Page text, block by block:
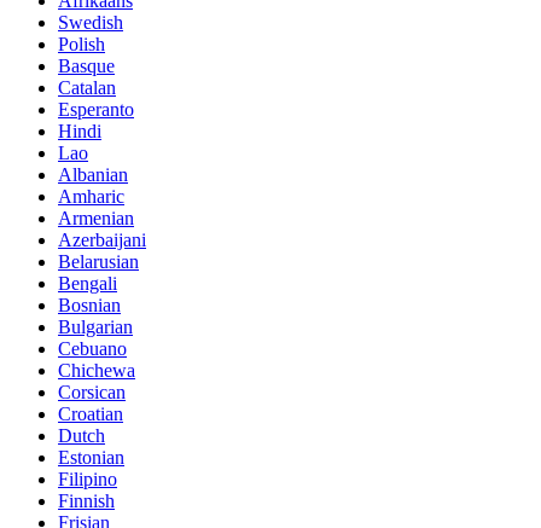
Swedish
Polish
Basque
Catalan
Esperanto
Hindi
Lao
Albanian
Amharic
Armenian
Azerbaijani
Belarusian
Bengali
Bosnian
Bulgarian
Cebuano
Chichewa
Corsican
Croatian
Dutch
Estonian
Filipino
Finnish
Frisian